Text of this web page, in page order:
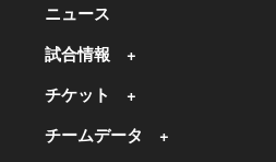
ニュース
試合情報
チケット
チームデータ